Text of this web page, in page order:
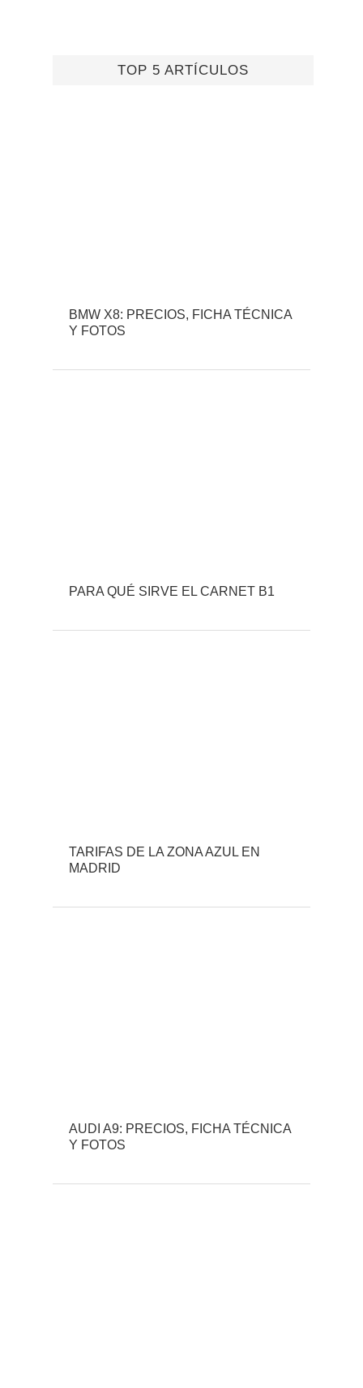
TOP 5 ARTÍCULOS
BMW X8: PRECIOS, FICHA TÉCNICA
Y FOTOS
PARA QUÉ SIRVE EL CARNET B1
TARIFAS DE LA ZONA AZUL EN
MADRID
AUDI A9: PRECIOS, FICHA TÉCNICA
Y FOTOS